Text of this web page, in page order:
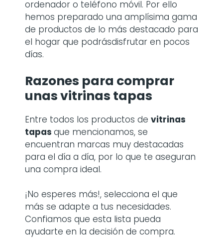
ordenador o teléfono móvil. Por ello
hemos preparado una amplísima gama
de productos de lo más destacado para
el hogar que podrásdisfrutar en pocos
días.
Razones para comprar
unasvitrinas tapas
Entre todos los productos de vitrinas
tapas que mencionamos, se
encuentran marcas muy destacadas
para el día a día, por lo que te aseguran
una compra ideal.
¡No esperes más!, selecciona el que
más se adapte a tus necesidades.
Confiamos que esta lista pueda
ayudarte en la decisión de compra.